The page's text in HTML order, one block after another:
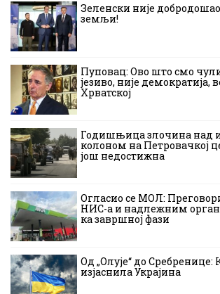
Зеленски није добродошао
земљи!
Пуповац: Ово што смо
језиво, није демократија,
Хрватској
Годишњица злочина над
колоном на Петровачкој
још недостижна
Огласио се МОЛ:
НИС-а и надлежним
ка завршној фази
Од „Олује“ до Сребренице:
изјаснила Украјина